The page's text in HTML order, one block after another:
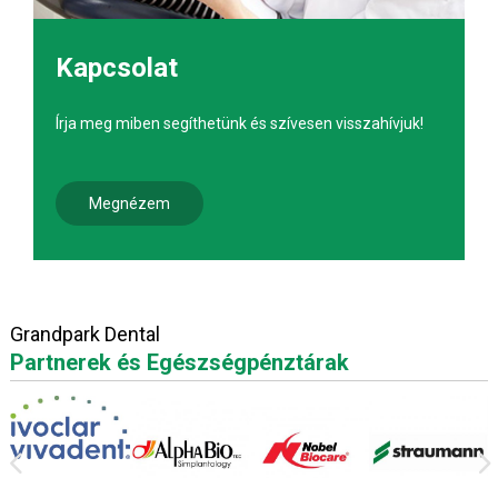
Kapcsolat
Írja meg miben segíthetünk és szívesen visszahívjuk!
Megnézem
Grandpark Dental
Partnerek és Egészségpénztárak